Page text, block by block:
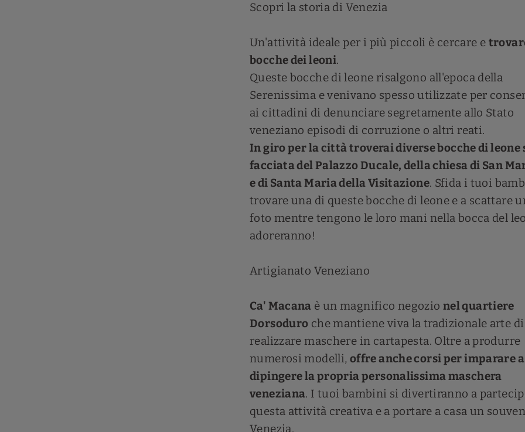
Scopri la storia di Venezia
Un'attività ideale per i più piccoli è cercare e
bocche dei leoni.
Queste bocche di leone risalgono all'epoca della
Serenissima e venivano spesso utilizzate per
ai cittadini di denunciare segretamente allo Stato
veneziano episodi di corruzione o altri reati.
In giro per la città troverai diverse bocche di leone
facciata del Palazzo Ducale, della chiesa di San
e di Santa Maria della Visitazione. Sfida i tuoi
trovare una di queste bocche di leone e a scattare
foto mentre tengono le loro mani nella bocca del
adoreranno!
Artigianato Veneziano
Ca' Macana è un magnifico negozio nel quartiere
Dorsoduro che mantiene viva la tradizionale arte di
realizzare maschere in cartapesta. Oltre a produrre
numerosi modelli, offre anche corsi per imparare a
dipingere la propria personalissima maschera
veneziana. I tuoi bambini si divertiranno a
questa attività creativa e a portare a casa un
Venezia.